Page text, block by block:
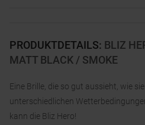
PRODUKTDETAILS: BLIZ
MATT BLACK / SMOKE
Eine Brille, die so gut aussieht, wie
unterschiedlichen
kann die Bliz Hero!